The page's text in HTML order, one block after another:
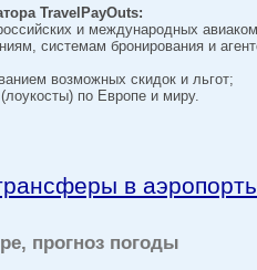
TravelPayOuts:
и международных
системам бронирования и
возможных скидок и льгот;
по Европе и миру.
в
прогноз погоды